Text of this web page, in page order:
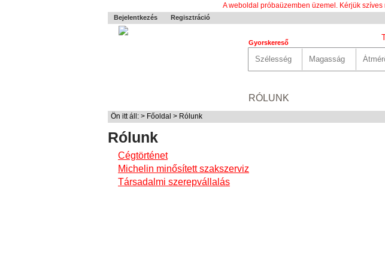
A weboldal próbaüzemben üzemel. Kérjük
Bejelentkezés Regisztráció
Gyorskereső
RÓLUNK
Ön itt áll: > Főoldal > Rólunk
Rólunk
Cégtörténet
Michelin minősített szakszerviz
Társadalmi szerepvállalás